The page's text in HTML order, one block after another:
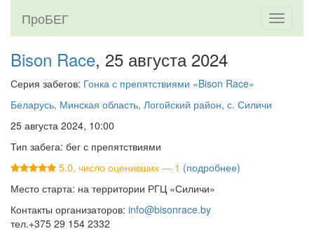
Toggle
ПроБЕГ
Bison Race, 25 августа 2024
Серия забегов: Гонка с препятствиями «Bison Race»
Беларусь, Минская область, Логойский район, с. Силичи
25 августа 2024, 10:00
Тип забега: бег с препятствиями
5.0, число оценивших — 1 (подробнее)
Место старта: на территории РГЦ «Силичи»
Контакты организаторов: info@bisonrace.by
тел.+375 29 154 2332